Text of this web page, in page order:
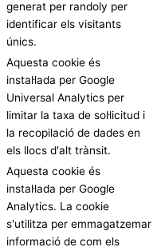
generat per randoly per
identificar els visitants
únics.
Aquesta cookie és
instal·lada per Google
Universal Analytics per
limitar la taxa de sol·licitud i
la recopilació de dades en
els llocs d'alt trànsit.
Aquesta cookie és
instal·lada per Google
Analytics. La cookie
s'utilitza per emmagatzemar
informació de com els